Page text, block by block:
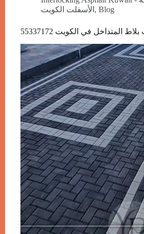
الأسفلت الكويت , Blog
المتداخل في الكويت 55337172